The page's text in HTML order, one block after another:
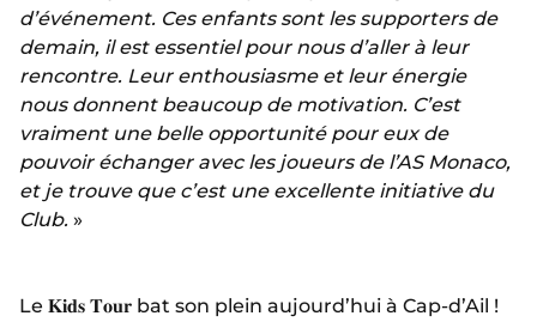
d’événement. Ces enfants sont les supporters de
demain, il est essentiel pour nous d’aller à leur
rencontre. Leur enthousiasme et leur énergie
nous donnent beaucoup de motivation. C’est
vraiment une belle opportunité pour eux de
pouvoir échanger avec les joueurs de l’AS Monaco,
et je trouve que c’est une excellente initiative du
Club. »
Le 𝐊𝐢𝐝𝐬 𝐓𝐨𝐮𝐫 bat son plein aujourd’hui à Cap-d’Ail !